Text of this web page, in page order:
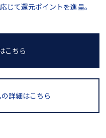
じて還元ポイントを進呈。
こちら
の詳細はこちら